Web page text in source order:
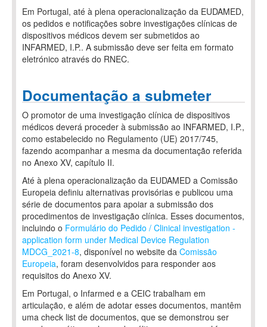
Em Portugal, até à plena operacionalização da EUDAMED,
os pedidos e notificações sobre investigações clínicas de
dispositivos médicos devem ser submetidos ao
INFARMED, I.P.. A submissão deve ser feita em formato
eletrónico através do RNEC.
Documentação a submeter
O promotor de uma investigação clínica de dispositivos
médicos deverá proceder à submissão ao INFARMED, I.P.,
como estabelecido no Regulamento (UE) 2017/745,
fazendo acompanhar a mesma da documentação referida
no Anexo XV, capítulo II.
Até à plena operacionalização da EUDAMED a Comissão
Europeia definiu alternativas provisórias e publicou uma
série de documentos para apoiar a submissão dos
procedimentos de investigação clínica. Esses documentos,
incluindo o Formulário do Pedido / Clinical investigation -
application form under Medical Device Regulation
MDCG_2021-8, disponível no website da Comissão
Europeia, foram desenvolvidos para responder aos
requisitos do Anexo XV.
Em Portugal, o Infarmed e a CEIC trabalham em
articulação, e além de adotar esses documentos, mantêm
uma check list de documentos, que se demonstrou ser